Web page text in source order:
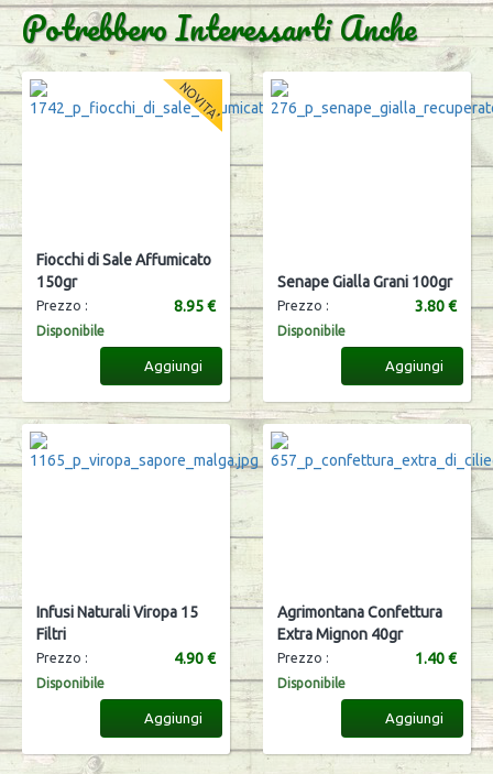
Potrebbero Interessarti Anche
Fiocchi di Sale Affumicato
150gr
Prezzo : 8.95 €
Disponibile
Aggiungi
Senape Gialla Grani 100gr
Prezzo : 3.80 €
Disponibile
Aggiungi
Infusi Naturali Viropa 15
Filtri
Prezzo : 4.90 €
Disponibile
Aggiungi
Agrimontana Confettura
Extra Mignon 40gr
Prezzo : 1.40 €
Disponibile
Aggiungi